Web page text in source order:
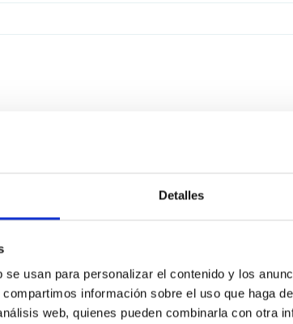
Detalles
usan para personalizar el contenido y los
información sobre el uso que haga
web, quienes pueden combinarla con otra